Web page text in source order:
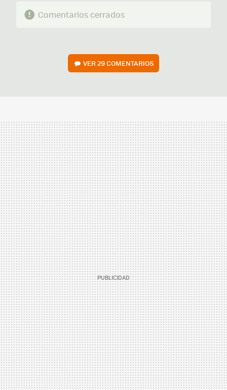
Comentarios cerrados
VER29 COMENTARIOS